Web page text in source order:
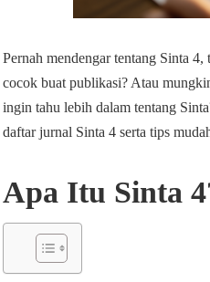
Pernah mendengar tentang Sinta
cocok buat publikasi? Atau
ingin tahu lebih dalam tentang
daftar jurnal Sinta 4 serta tips
Apa Itu Sinta